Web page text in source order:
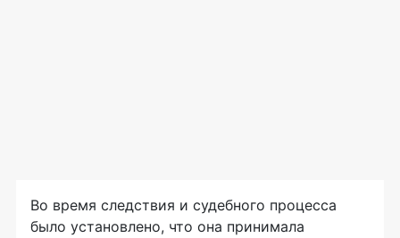
Во время следствия и судебного процесса
было установлено, что она принимала